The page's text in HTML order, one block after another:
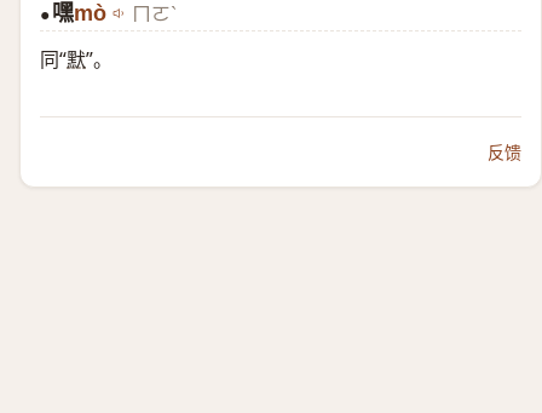
● 嘿mò ㄇㄛˋ
同“默”。
反馈